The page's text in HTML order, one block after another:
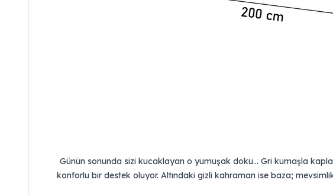
Günün sonunda sizi kucaklayan o yumuşak doku... Gri kumaşla
konforlu bir destek oluyor. Altındaki gizli kahraman ise baza; mevsimlik